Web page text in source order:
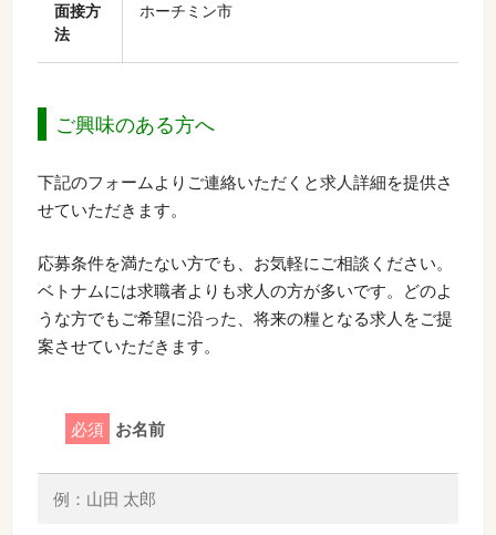
面接方
法
ホーチミン市
ご興味のある方へ
下記のフォームよりご連絡いただくと求人詳細を提供さ
せていただきます。
応募条件を満たない方でも、お気軽にご相談ください。
ベトナムには求職者よりも求人の方が多いです。どのよ
うな方でもご希望に沿った、将来の糧となる求人をご提
案させていただきます。
必須 お名前